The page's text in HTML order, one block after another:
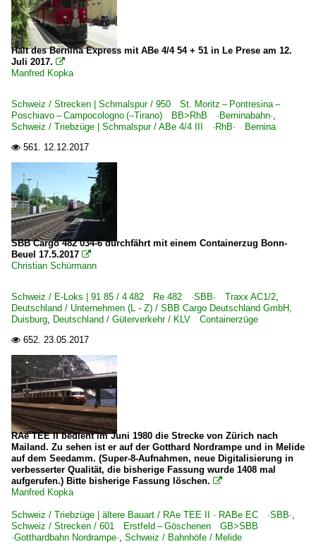
Halt des Bernina Express mit ABe 4/4 54 + 51 in Le Prese am 12.
Juli 2017. 
Manfred Kopka
Schweiz / Strecken | Schmalspur / 950 St. Moritz – Pontresina –
Poschiavo – Campocologno (–Tirano) BB>RhB ·Berninabahn·,
Schweiz / Triebzüge | Schmalspur / ABe 4/4 III ·RhB· Bernina
 561. 12.12.2017
SBB Cargo 482 034-6 durchfährt mit einem Containerzug Bonn-
Beuel 17.5.2017 
Christian Schürmann
Schweiz / E-Loks | 91 85 / 4 482 Re 482 ·SBB· Traxx AC1/2,
Deutschland / Unternehmen (L - Z) / SBB Cargo Deutschland GmbH,
Duisburg, Deutschland / Güterverkehr / KLV Containerzüge
 652. 23.05.2017
RAe TEE II bedient im Juni 1980 die Strecke von Zürich nach
Mailand. Zu sehen ist er auf der Gotthard Nordrampe und in Melide
auf dem Seedamm. (Super-8-Aufnahmen, neue Digitalisierung in
verbesserter Qualität, die bisherige Fassung wurde 1408 mal
aufgerufen.) Bitte bisherige Fassung löschen. 
Manfred Kopka
Schweiz / Triebzüge | ältere Bauart / RAe TEE II · RABe EC ·SBB·,
Schweiz / Strecken / 601 Erstfeld – Göschenen GB>SBB
·Gotthardbahn Nordrampe·, Schweiz / Bahnhöfe / Melide